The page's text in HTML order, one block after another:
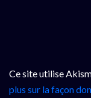
Ce site utilise
plus sur la façon